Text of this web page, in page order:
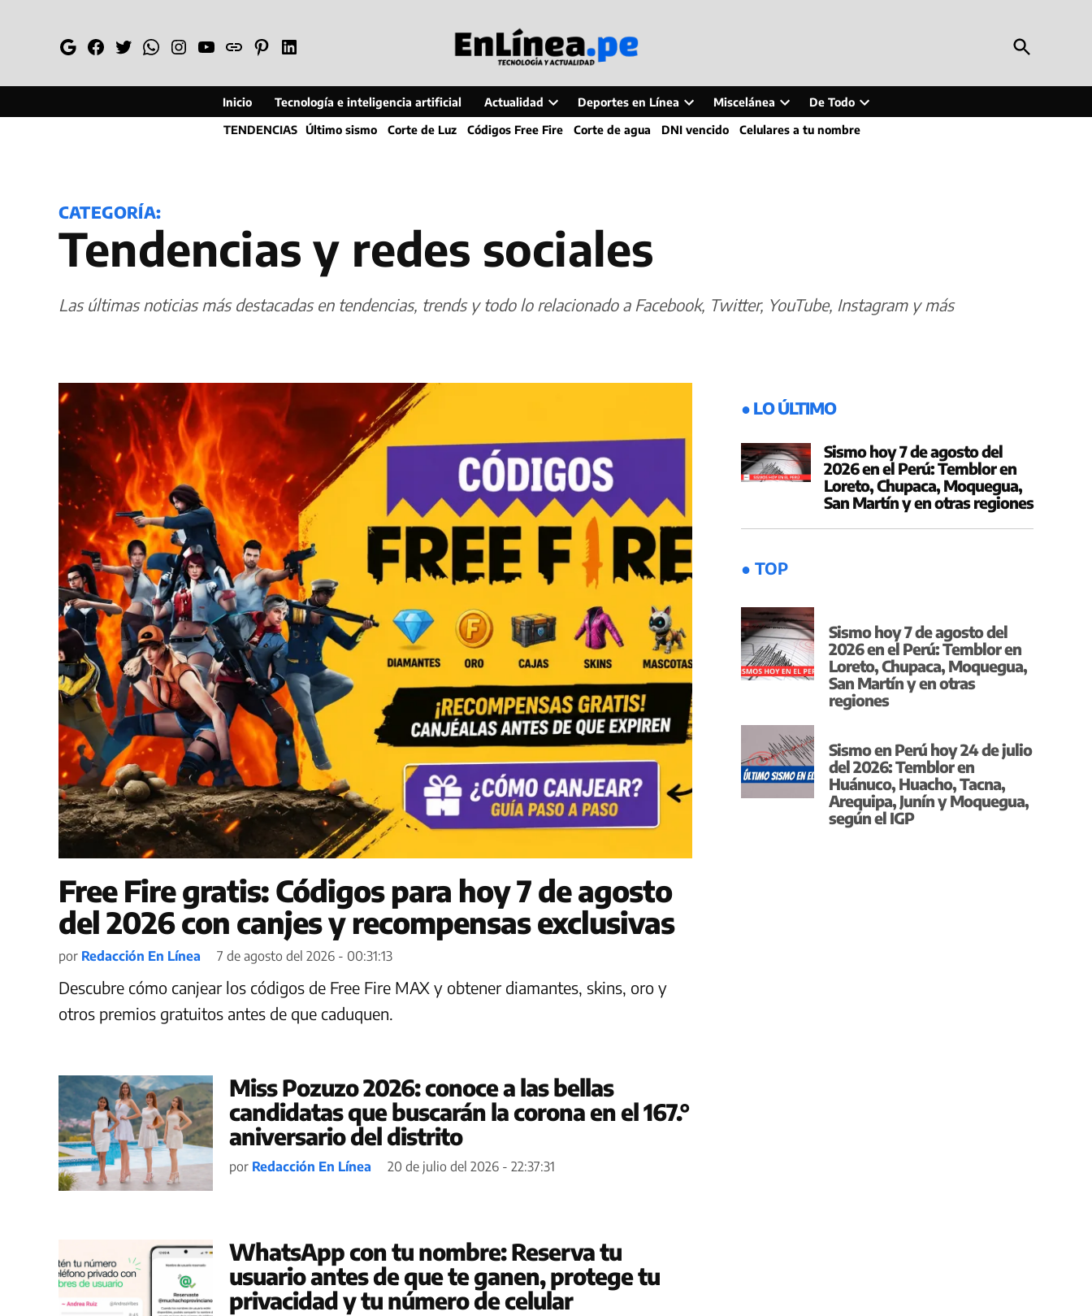
GoogleFacebook
TwitterWhatsapp
Instagram
YouTube
WebPinterestLinkedin
Open
Search
Inicio Tecnología e inteligencia artificial Actualidad
Open
dropdown
Deportes en Línea
Open
dropdown
Miscelánea
Open
dropdown
De Todo
Open
TENDENCIAS Último sismo Corte de Luz Códigos Free Fire Corte de agua DNI vencido Celulares a tu nombre
CATEGORÍA:
Tendencias y redes sociales
Las últimas noticias más destacadas en tendencias, trends y todo lo relacionado a Facebook, Twitter, YouTube, Instagram y más
Free Fire gratis: Códigos para hoy 7 de agosto
del 2026 con canjes y recompensas exclusivas
por Redacción En Línea 7 de agosto del 2026 - 00:31:13
Descubre cómo canjear los códigos de Free Fire MAX y obtener diamantes, skins, oro y
otros premios gratuitos antes de que caduquen.
Miss Pozuzo 2026: conoce a las bellas
candidatas que buscarán la corona en el 167.°
aniversario del distrito
por Redacción En Línea 20 de julio del 2026 - 22:37:31
WhatsApp con tu nombre: Reserva tu
usuario antes de que te ganen, protege tu
privacidad y tu número de celular
● LO ÚLTIMO
Sismo hoy 7 de agosto del
2026 en el Perú: Temblor en
Loreto, Chupaca, Moquegua,
San Martín y en otras regiones
● TOP
Sismo hoy 7 de agosto del
2026 en el Perú: Temblor en
Loreto, Chupaca, Moquegua,
San Martín y en otras
regiones
Sismo en Perú hoy 24 de julio
del 2026: Temblor en
Huánuco, Huacho, Tacna,
Arequipa, Junín y Moquegua,
según el IGP